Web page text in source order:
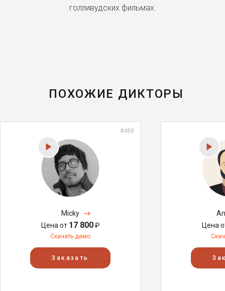
голливудских фильмах.
ПОХОЖИЕ ДИКТОРЫ
#488
Micky
Цена от 17 800₽
Скачать демо
Заказать
Цена